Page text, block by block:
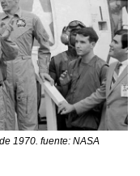
1970. fuente: NASA